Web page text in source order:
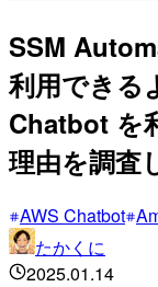
SSM
利用できる
Chatbot を
理由を調査
AWS Chatbot
たかくに
2025.01.14